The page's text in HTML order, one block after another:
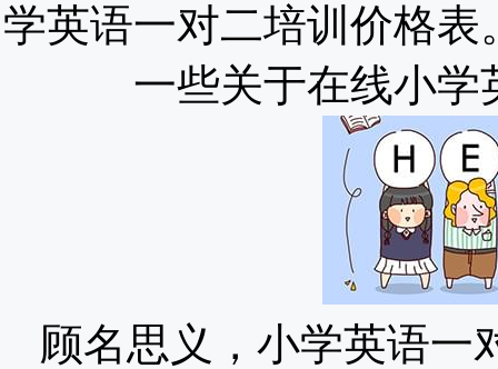
学英语一对二培训价格
一些关于在线小学
顾名思义，小学英语一